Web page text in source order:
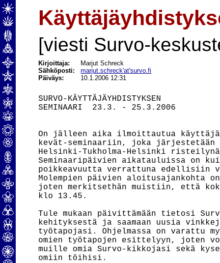
[viesti Survo-
Kirjoittaja:
Marjut Schreck
Sähköposti:marjut.schreck'at'survo.fi
Päiväys:
10.1.2006 12:31
SURVO-KÄYTTÄJÄYHDISTYKSEN
SEMINAARI  23.3. - 25.3.2006
On jälleen aika ilmoittautua
kevät-seminaariin, joka järjestetään
Helsinki-Tukholma-Helsinki
Seminaaripäivien aikatauluissa on
poikkeavuutta verrattuna edellisiin
Molempien päivien aloitusajankohta
joten merkitsethän muistiin, että
klo 13.45.
Tule mukaan päivittämään tietosi
kehityksestä ja saamaan uusia
työtapojasi. Ohjelmassa on varattu
omien työtapojen esittelyyn, joten
muille omia Survo-kikkojasi sekä
omiin töihisi.